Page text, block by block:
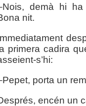
demà hi ha
nit.
primera cadira
s’hi:
porta un
encén un